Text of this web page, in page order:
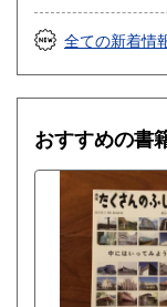
全ての新着情
おすすめの書